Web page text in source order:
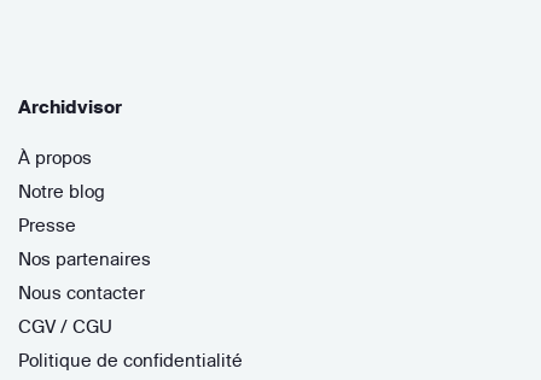
Archidvisor
À propos
Notre blog
Presse
Nos partenaires
Nous contacter
CGV / CGU
Politique de confidentialité